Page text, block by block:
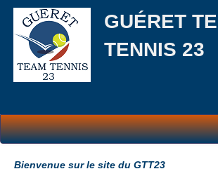
GUÉRET
TENNIS 23
Bienvenue sur le site du GTT23